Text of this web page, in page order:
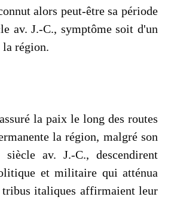
alors peut-être sa période
av. J.-C., symptôme soit d'un
la région.
la paix le long des routes
la région, malgré son
av. J.-C., descendirent
et militaire qui atténua
tribus italiques affirmaient leur